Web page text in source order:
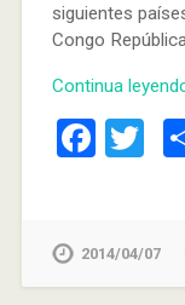
siguientes
Congo
Continua
2014/04/07